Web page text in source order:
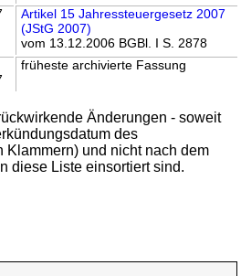
Artikel 15 Jahressteuergesetz 2007
(JStG 2007)
vom 13.12.2006 BGBl. I S. 2878
früheste archivierte Fassung
Änderungen - soweit
des
Klammern) und nicht nach dem
diese Liste einsortiert sind.